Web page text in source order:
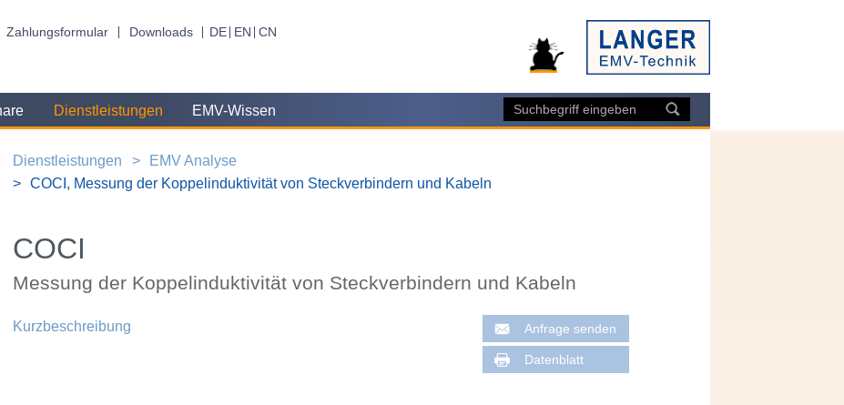
Zahlungsformular Downloads DE EN CN
Dienstleistungen EMV-Wissen
Dienstleistungen
EMV Analyse
COCI, Messung der Koppelinduktivität von Steckverbindern und Kabeln
COCI
Messung der Koppelinduktivität von Steckverbindern und Kabeln
Kurzbeschreibung Anfrage senden
Datenblatt